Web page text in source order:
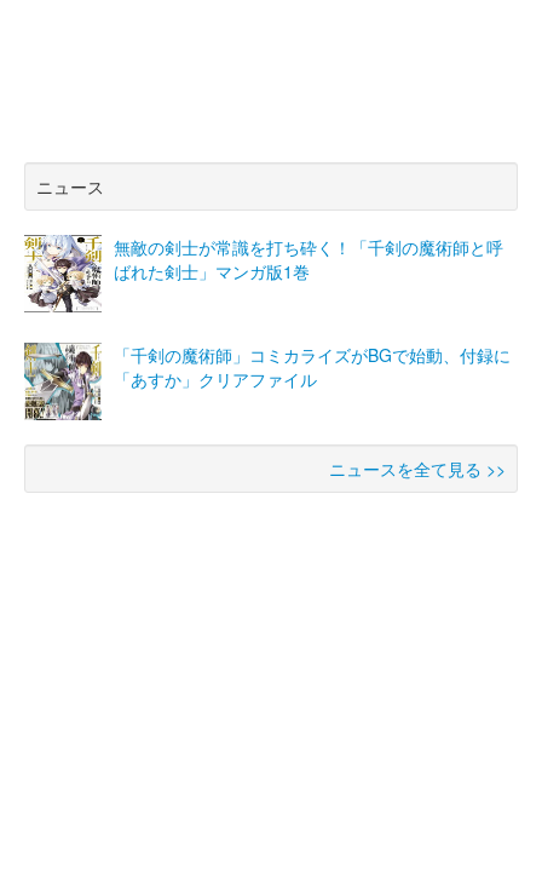
ニュース
無敵の剣士が常識を打ち砕く！「千剣の魔術師と呼
ばれた剣士」マンガ版1巻
「千剣の魔術師」コミカライズがBGで始動、付録に
「あすか」クリアファイル
ニュースを全て見る >>